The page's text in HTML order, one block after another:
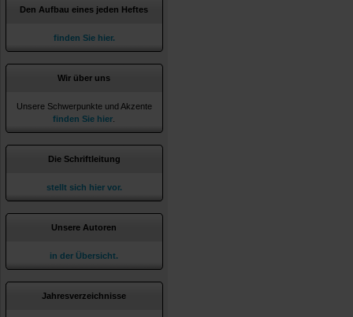
Den Aufbau eines jeden Heftes
finden Sie hier.
Wir über uns
Unsere Schwerpunkte und Akzente
finden Sie hier
Die Schriftleitung
stellt sich hier vor.
Unsere Autoren
in der Übersicht.
Jahresverzeichnisse